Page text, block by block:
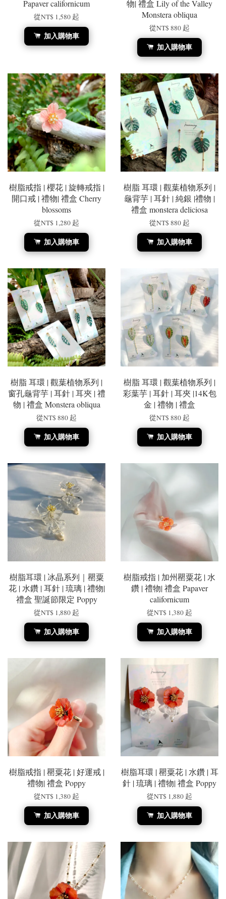
Papaver californicum
從NT$ 1,580 起
加入購物車
物| 禮盒 Lily of the Valley
Monstera obliqua
從NT$ 880 起
加入購物車
樹脂戒指 | 櫻花 | 旋轉戒指 |
開口戒 | 禮物| 禮盒 Cherry
blossoms
從NT$ 1,280 起
加入購物車
樹脂 耳環 | 觀葉植物系列 |
龜背芋 | 耳針 | 純銀 |禮物 |
禮盒 monstera deliciosa
從NT$ 880 起
加入購物車
樹脂 耳環 | 觀葉植物系列 |
窗孔龜背芋 | 耳針 | 耳夾 | 禮
物 | 禮盒 Monstera obliqua
從NT$ 880 起
加入購物車
樹脂 耳環 | 觀葉植物系列 |
彩葉芋 | 耳針 | 耳夾 |14K包
金 | 禮物 | 禮盒
從NT$ 880 起
加入購物車
樹脂耳環 | 冰晶系列｜罌粟
花 | 水鑽 | 耳針 | 琉璃 | 禮物|
禮盒 聖誕節限定 Poppy
從NT$ 1,880 起
加入購物車
樹脂戒指 | 加州罌粟花 | 水
鑽 | 禮物| 禮盒 Papaver
californicum
從NT$ 1,380 起
加入購物車
樹脂戒指 | 罌粟花 | 好運戒 |
禮物| 禮盒 Poppy
從NT$ 1,380 起
加入購物車
樹脂耳環 | 罌粟花 | 水鑽 | 耳
針 | 琉璃 | 禮物| 禮盒 Poppy
從NT$ 1,880 起
加入購物車